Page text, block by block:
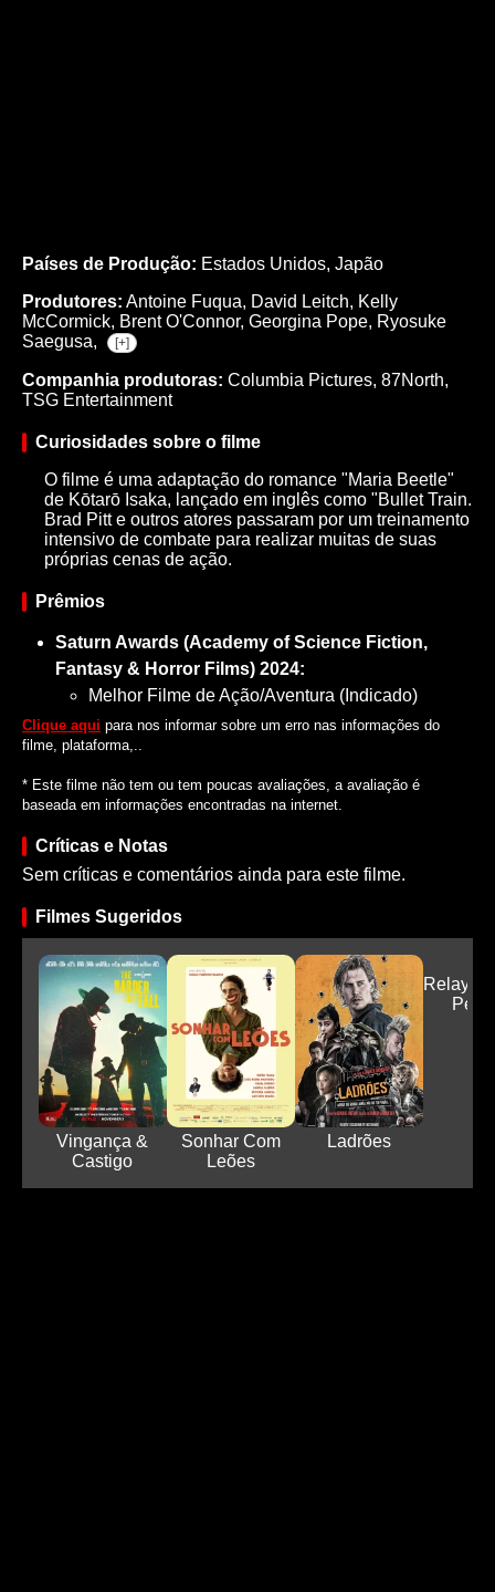
Países de Produção: Estados Unidos, Japão
Produtores: Antoine Fuqua, David Leitch, Kelly
McCormick, Brent O'Connor, Georgina Pope, Ryosuke
Saegusa,
[+]
Companhia produtoras: Columbia Pictures, 87North,
TSG Entertainment
Curiosidades sobre o filme
O filme é uma adaptação do romance "Maria Beetle"
de Kōtarō Isaka, lançado em inglês como "Bullet Train.
Brad Pitt e outros atores passaram por um treinamento
intensivo de combate para realizar muitas de suas
próprias cenas de ação.
Prêmios
Saturn Awards (Academy of Science Fiction,
Fantasy & Horror Films) 2024:
Melhor Filme de Ação/Aventura (Indicado)
Clique aqui para nos informar sobre um erro nas informações do
filme, plataforma,..
* Este filme não tem ou tem poucas avaliações, a avaliação é
baseada em informações encontradas na internet.
Críticas e Notas
Sem críticas e comentários ainda para este filme.
Filmes Sugeridos
Vingança &
Castigo
Sonhar Com
Leões
Ladrões
Relay -